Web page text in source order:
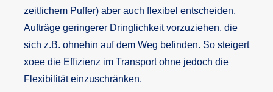
zeitlichem Puffer) aber auch flexibel entscheiden,
Aufträge geringerer Dringlichkeit vorzuziehen, die
sich z.B. ohnehin auf dem Weg befinden. So steigert
xoee die Effizienz im Transport ohne jedoch die
Flexibilität einzuschränken.